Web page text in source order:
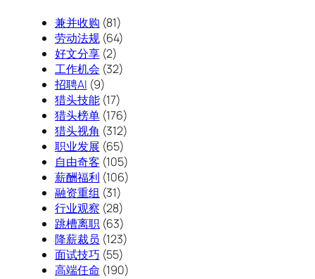
兼并收购 (81)
劳动法规(64)
好文分享(2)
工作机会 (32)
招聘AI (9)
猎头技能(17)
猎头榜单(176)
猎头视角 (312)
职业发展 (65)
自由奇客 (105)
薪酬福利 (106)
融资重组 (31)
行业观察 (28)
跳槽离职(63)
降薪裁员 (123)
面试技巧 (55)
高端任命 (190)